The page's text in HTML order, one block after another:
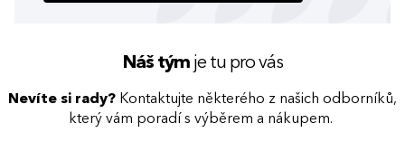
Náš týmje tu pro vás
Nevíte si rady? Kontaktujte některého z našich odborníků,
který vám poradí s výběrem a nákupem.